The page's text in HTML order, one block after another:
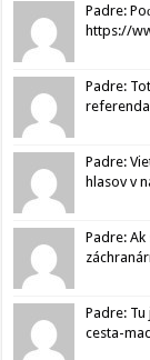
Padre:
https://
Padre:
Padre:
hlasov v
Padre:
Padre:
cesta-